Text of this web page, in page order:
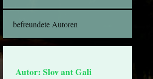
befreundete Autoren
Autor: Slov ant Gali